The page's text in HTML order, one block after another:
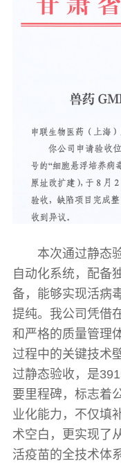
本次通过静态
自动化系统，配备
备，能够实现活病
提纯。我公司凭借
和严格的质量管理
过程中的关键技术
过静态验收，是
要里程碑，标志着
业化能力，不仅填
术空白，更实现了
活疫苗的全技术体